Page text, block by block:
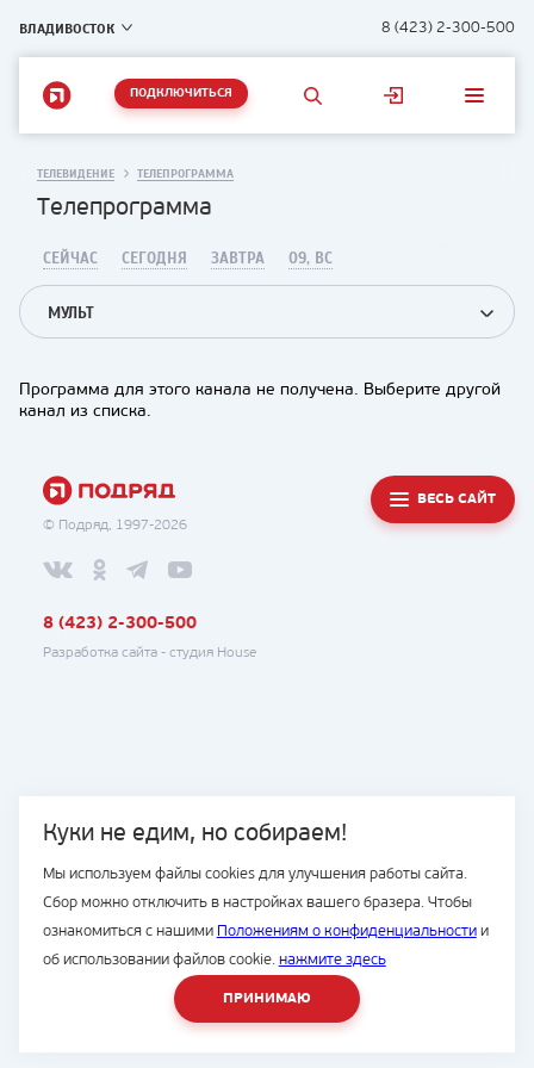
ВЛАДИВОСТОК 8 (423) 2-300-500
ПОДКЛЮЧИТЬСЯ
Куки не едим, но собираем!
Мы используем файлы cookies для улучшения работы сайта.
Сбор можно отключить в настройках вашего бразера. Чтобы
ознакомиться с нашими Положениям о конфиденциальностии
об использовании файлов cookie. нажмите здесь
ПРИНИМАЮ
ТЕЛЕВИДЕНИЕ ТЕЛЕПРОГРАММА
Телепрограмма
СЕЙЧАС СЕГОДНЯ ЗАВТРА 09, ВС
МУЛЬТ
Программа для этого канала не получена. Выберите другой
канал из списка.
© Подряд, 1997-2026
ВЕСЬ САЙТ
8 (423) 2-300-500
Разработка сайта - студия House